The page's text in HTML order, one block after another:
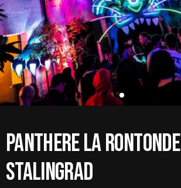
PANTHERE LA RONTONDE
STALINGRAD